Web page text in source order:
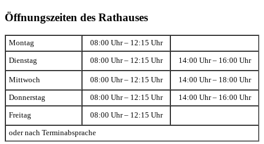
Öffnungszeiten des Rathauses
Montag 08:00 Uhr – 12:15 Uhr
Dienstag 08:00 Uhr – 12:15 Uhr 14:00 Uhr – 16:00 Uhr
Mittwoch 08:00 Uhr – 12:15 Uhr 14:00 Uhr – 18:00 Uhr
Donnerstag 08:00 Uhr – 12:15 Uhr 14:00 Uhr – 16:00 Uhr
Freitag 08:00 Uhr – 12:15 Uhr
oder nach Terminabsprache